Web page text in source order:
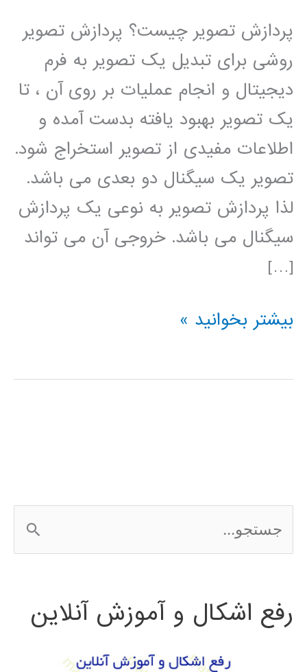
پردازش تصویر چیست؟ پردازش تصویر
روشی برای تبدیل یک تصویر به فرم
دیجیتال و انجام عملیات بر روی آن ، تا
یک تصویر بهبود یافته بدست آمده و
اطلاعات مفیدی از تصویر استخراج شود.
تصویر یک سیگنال دو بعدی می باشد.
لذا پردازش تصویر به نوعی یک پردازش
سیگنال می باشد. خروجی آن می تواند
[…]
فیلم
پردازش
بیشتر بخوانید »
س
ج
رفع اشکال و آموزش آنلاین